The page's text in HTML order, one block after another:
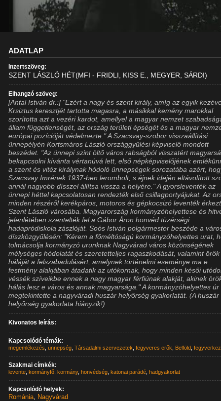
ADATLAP
Inzertszöveg:
SZENT LÁSZLÓ HÉT(MFI - FRIDLI, KISS E., MEGYER, SÁRDI)
Elhangzó szöveg:
[Antal István dr.:] "Ezért a nagy és szent király, amíg az egyik
Krsiztus keresztjét tartotta magasra, a másikkal kemény marokkal
szorította azt a vezéri kardot, amellyel a magyar nemzet
állam függetlenségét, az ország területi épségét és a magyar
európai pozícióját védelmezte." A Szacsvay-szobor visszaállítási
ünnepélyén Kortsmáros László országgyűlési képviselő mondott
beszédet. "Az ünnepi szint öltő város rabságból visszatért
bekapcsolni kívánta vértanúvá lett, első népképviselőjének
a szent és vitéz királynak hódoló ünnepségek sorozatába azért,
Szacsvay Imrének 1937-ben lerombolt, s éjnek idején eltávolított
annál nagyobb dísszel állítsa vissza a helyére." A gyorsleventék az
ünnepi héttel kapcsolatosan rendezték első csillagportyájukat. Az
minden részéről kerékpáros, motoros és gépkocsizó leventék
Szent László városába. Magyarország kormányzóhelyettese és
jelenlétében szentelték fel a Gábor Áron honvéd tüzérségi
hadapródiskola zászlóját. Soós István polgármester beszéde a
díszközgyűlésén: "Kérem a főméltóságú kormányzóhelyettes urat,
tolmácsolja kormányzó urunknak Nagyvárad város közönségének
mélységes hódolatát és szeretetteljes ragaszkodását, valamint örök
háláját a felszabadulásért, amelynek történelmi eseménye ma e
festmény alakjában átadatik az utókornak, hogy minden késői
véssék szíveikbe ennek a nagy magyar férfiúnak alakját, akinek
hálás lesz e város és annak magyarsága." A kormányzóhelyettes úr
megtekintette a nagyváradi huszár helyőrség gyakorlatát. (A huszár
helyőrség gyakorlata hiányzik!)
Kivonatos leírás:
Kapcsolódó témák:
megemlékezés ,ünnepség ,Társadalmi szervezetek ,fegyveres erők Belföld ,
Szakmai címkék:
levente ,kormányfő ,kormány,honvédség ,katonai parádé ,hadgyakorlat
Kapcsolódó helyek:
Románia, Nagyvárad